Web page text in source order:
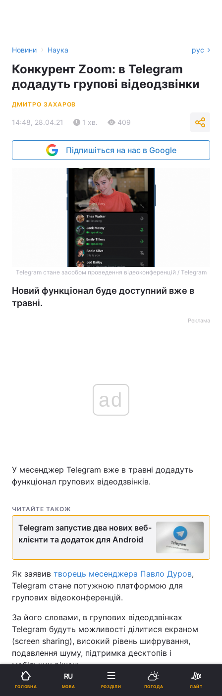
Новини › Наука рус
Конкурент Zoom: в Telegram
додадуть групові відеодзвінки
ДМИТРО ЗАХАРОВ
14:48, 28.04.21 1 хв. 409
Підпишіться на нас в Google
Telegram стане засобом проведення відеоконференцій / Telegram
Новий функціонал буде доступний вже в
травні.
Реклама
ad
У месенджер Telegram вже в травні додадуть
функціонал групових відеодзвінків.
ЧИТАЙТЕ ТАКОЖ
Telegram запустив два нових веб-
клієнти та додаток для Android
Як заявив творець месенджера Павло Дуров,
Telegram стане потужною платформою для
групових відеоконференцій.
За його словами, в групових відеодзвінках
Telegram будуть можливості ділитися екраном
(screen sharing), високий рівень шифрування,
подавлення шуму, підтримка десктопів і
мобільних рішень.
Раніше Telegram дозволив продавцям приймати
ГОЛОВНА
RU
МОВА РОЗДІЛИ ПОГОДА ЛАЙТ